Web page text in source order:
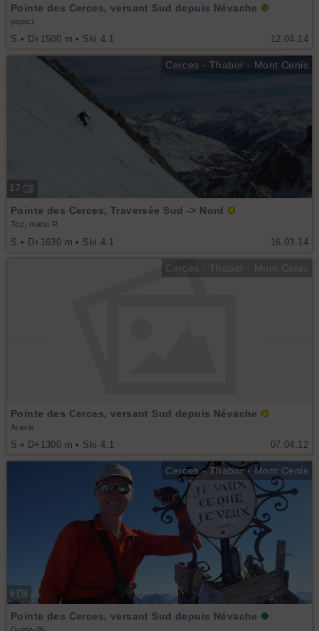
12.04.14
Pointe des Cerces, versant Sud depuis Névache
papic1
S • D+1500 m • Ski 4.1
Cerces - Thabor - Mont Cenis
17
16.03.14
Pointe des Cerces, Traversée Sud -> Nord
Toz, manu R
S • D+1630 m • Ski 4.1
Cerces - Thabor - Mont Cenis
07.04.12
Pointe des Cerces, versant Sud depuis Névache
Aravis
S • D+1300 m • Ski 4.1
Cerces - Thabor - Mont Cenis
9
Pointe des Cerces, versant Sud depuis Névache
Guide-05